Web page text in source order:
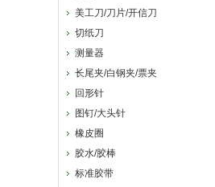
美工刀/刀片/开信刀
切纸刀
测量器
长尾夹/白钢夹/票夹
回形针
图钉/大头针
橡皮圈
胶水/胶棒
标准胶带